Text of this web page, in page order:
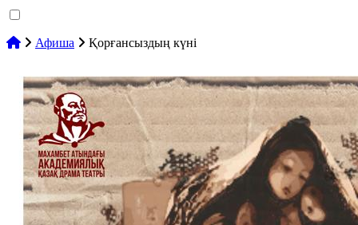
Афиша Қорғансыздың күні